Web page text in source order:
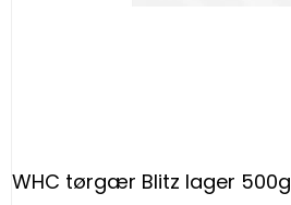
WHC tørgær Blitz lager 500g